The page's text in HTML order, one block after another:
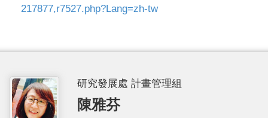
217877,r7527.php?Lang=zh-tw
研究發展處 計畫管理組
陳雅芬